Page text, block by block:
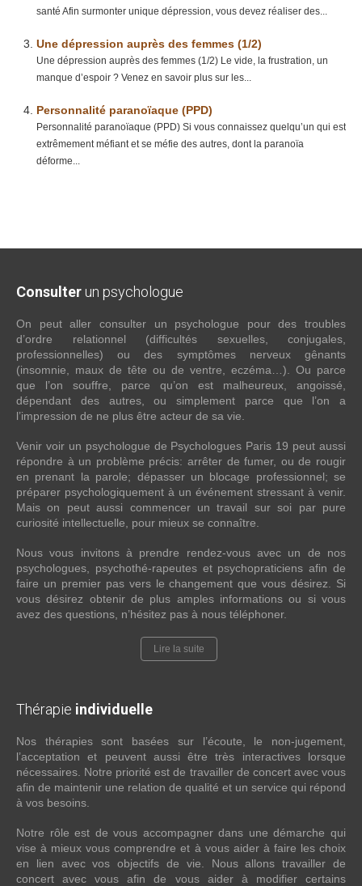
santé Afin surmonter unique dépression, vous devez réaliser des...
Une dépression auprès des femmes (1/2)
Une dépression auprès des femmes (1/2) Le vide, la frustration, un
manque d’espoir ? Venez en savoir plus sur les...
Personnalité paranoïaque (PPD)
Personnalité paranoïaque (PPD) Si vous connaissez quelqu’un qui est
extrêmement méfiant et se méfie des autres, dont la paranoïa
déforme...
Consulter un psychologue
On peut aller consulter un psychologue pour des troubles
d’ordre relationnel (difficultés sexuelles, conjugales,
professionnelles) ou des symptômes nerveux gênants
(insomnie, maux de tête ou de ventre, eczéma…). Ou parce
que l’on souffre, parce qu’on est malheureux, angoissé,
dépendant des autres, ou simplement parce que l’on a
l’impression de ne plus être acteur de sa vie.
Venir voir un psychologue de Psychologues Paris 19 peut aussi
répondre à un problème précis: arrêter de fumer, ou de rougir
en prenant la parole; dépasser un blocage professionnel; se
préparer psychologiquement à un événement stressant à venir.
Mais on peut aussi commencer un travail sur soi par pure
curiosité intellectuelle, pour mieux se connaître.
Nous vous invitons à prendre rendez-vous avec un de nos
psychologues, psychothé-rapeutes et psychopraticiens afin de
faire un premier pas vers le changement que vous désirez. Si
vous désirez obtenir de plus amples informations ou si vous
avez des questions, n’hésitez pas à nous téléphoner.
Lire la suite
Thérapie individuelle
Nos thérapies sont basées sur l’écoute, le non-jugement,
l’acceptation et peuvent aussi être très interactives lorsque
nécessaires. Notre priorité est de travailler de concert avec vous
afin de maintenir une relation de qualité et un service qui répond
à vos besoins.
Notre rôle est de vous accompagner dans une démarche qui
vise à mieux vous comprendre et à vous aider à faire les choix
en lien avec vos objectifs de vie. Nous allons travailler de
concert avec vous afin de vous aider à modifier certains